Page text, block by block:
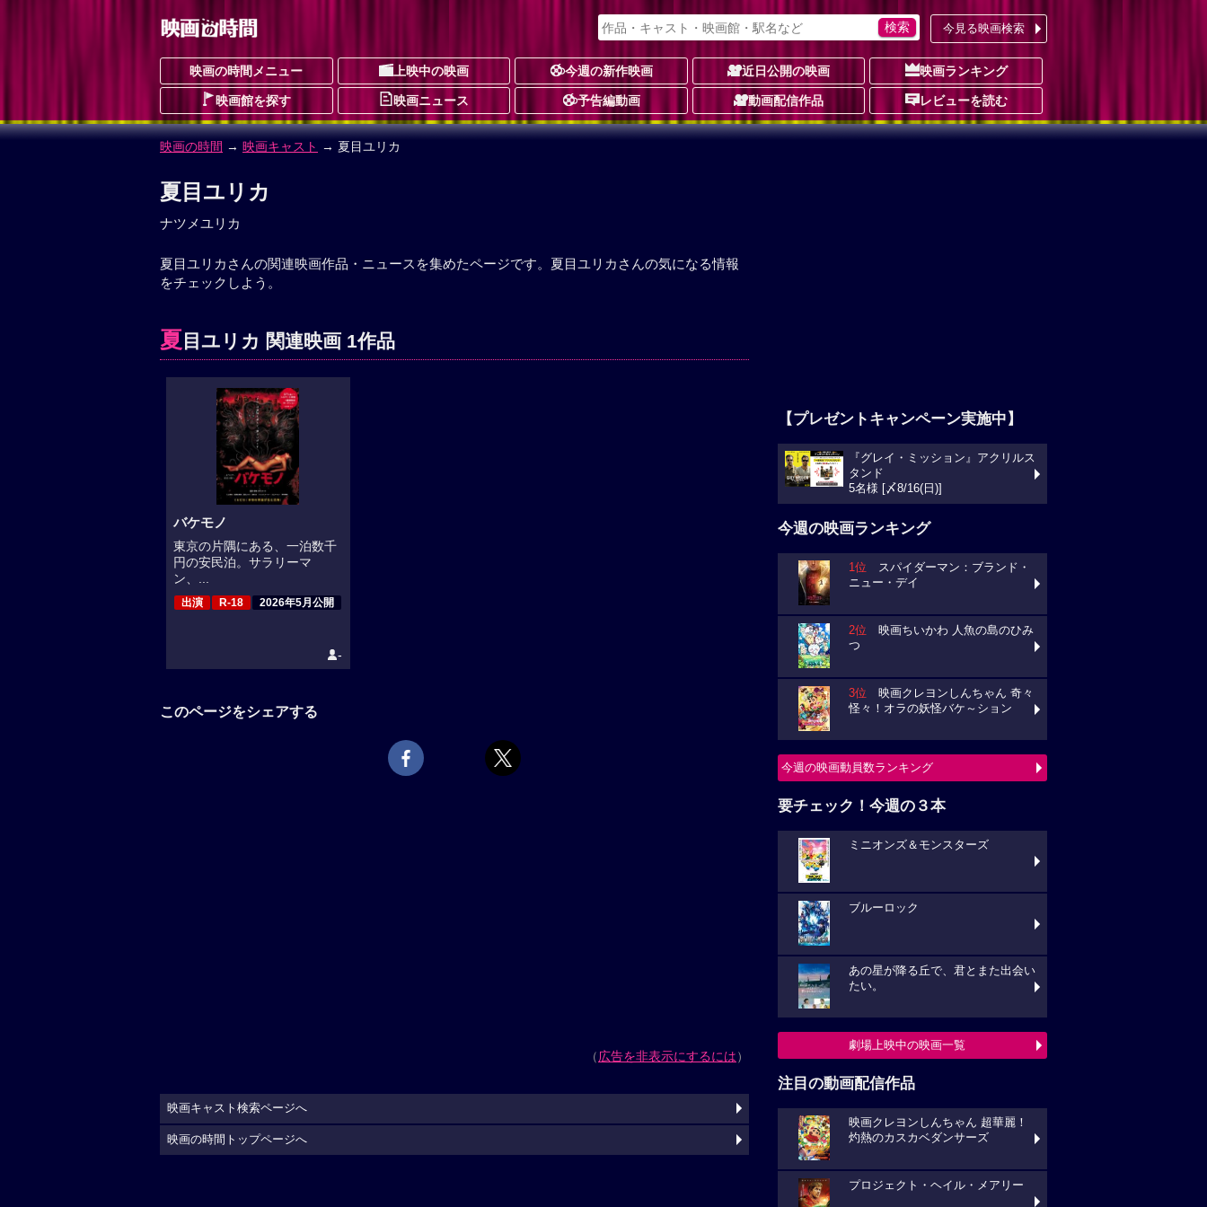
今見る映画検索
映画の時間メニュー 上映中の映画 今週の新作映画 近日公開の映画 映画ランキング
映画館を探す 映画ニュース 予告編動画 動画配信作品 レビューを読む
映画の時間 → 映画キャスト → 夏目ユリカ
夏目ユリカ
ナツメユリカ
夏目ユリカさんの関連映画作品・ニュースを集めたページです。夏目ユリカさんの気になる情報
をチェックしよう。
夏 目ユリカ 関連映画 1作品
バケモノ
東京の片隅にある、一泊数千
円の安民泊。サラリーマ
ン、...
出演 R-18 2026年5月公開
-
このページをシェアする
（広告を非表示にするには）
【プレゼントキャンペーン実施中】
『グレイ・ミッション』アクリルス
タンド
5名様 [〆8/16(日)]
今週の映画ランキング
1位 スパイダーマン：ブランド・
ニュー・デイ
2位 映画ちいかわ 人魚の島のひみ
つ
3位 映画クレヨンしんちゃん 奇々
怪々！オラの妖怪バケ～ション
今週の映画動員数ランキング
要チェック！今週の３本
ミニオンズ＆モンスターズ
ブルーロック
あの星が降る丘で、君とまた出会い
たい。
劇場上映中の映画一覧
注目の動画配信作品
映画クレヨンしんちゃん 超華麗！
灼熱のカスカベダンサーズ
プロジェクト・ヘイル・メアリー
映画キャスト検索ページへ
映画の時間トップページへ